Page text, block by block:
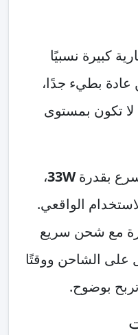
كبيرة نسبيًا
عادة بطيء جدًا،
لا تكون بمستوى
بقدرة33W،
الواقعي.
مع شحن سريع
على الشاحن ووقتًا
بوضوح.